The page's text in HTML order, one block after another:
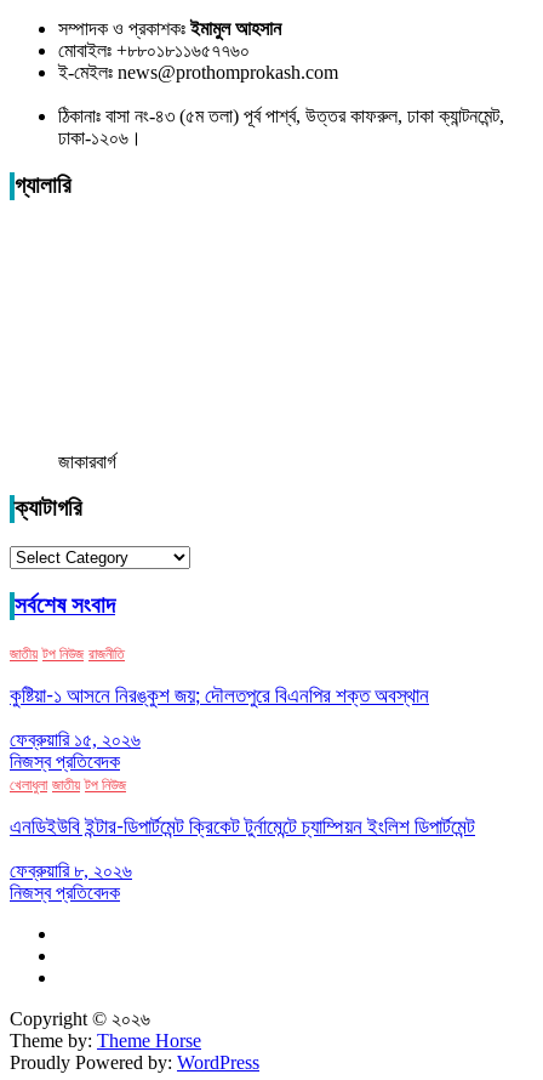
সম্পাদক ও প্রকাশকঃইমামুল আহসান
মোবাইলঃ +৮৮০১৮১১৬৫৭৭৬০
ই-মেইলঃ news@prothomprokash.com
ঠিকানাঃ বাসা নং-৪৩ (৫ম তলা) পূর্ব পার্শ্ব, উত্তর কাফরুল, ঢাকা ক্যান্টনমেন্ট,
ঢাকা-১২০৬।
গ্যালারি
জাকারবার্গ
ক্যাটাগরি
ক্যাটাগরি
সর্বশেষ সংবাদ
জাতীয় টপ নিউজ রাজনীতি
কুষ্টিয়া-১ আসনে নিরঙ্কুশ জয়; দৌলতপুরে বিএনপির শক্ত অবস্থান
ফেব্রুয়ারি ১৫, ২০২৬
নিজস্ব প্রতিবেদক
খেলাধুলা জাতীয় টপ নিউজ
এনডিইউবি ইন্টার-ডিপার্টমেন্ট ক্রিকেট টুর্নামেন্টে চ্যাম্পিয়ন ইংলিশ ডিপার্টমেন্ট
ফেব্রুয়ারি ৮, ২০২৬
নিজস্ব প্রতিবেদক
Copyright © ২০২৬
Theme by: Theme Horse
Proudly Powered by: WordPress